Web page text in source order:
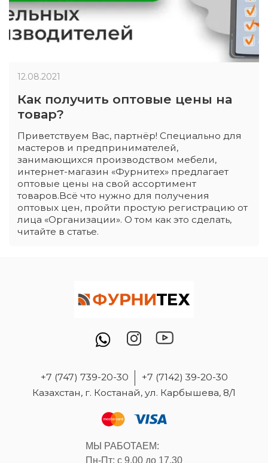
Как получить оптовые цены на
товар?
Приветствуем Вас, партнёр! Специально для
мастеров и предпринимателей,
занимающихся производством мебели,
интернет-магазин «Фурнитех» предлагает
оптовые цены на свой ассортимент
товаров.Всё что нужно для получения
оптовых цен, пройти простую регистрацию от
лица «Организации». О том как это сделать,
читайте в статье.
12.08.2021
+7 (747) 739-20-30
+7 (7142) 39-20-30
Казахстан, г. Костанай, ул. Карбышева, 8/1
МЫ РАБОТАЕМ:
Пн-Пт: с 9.00 до 17.30